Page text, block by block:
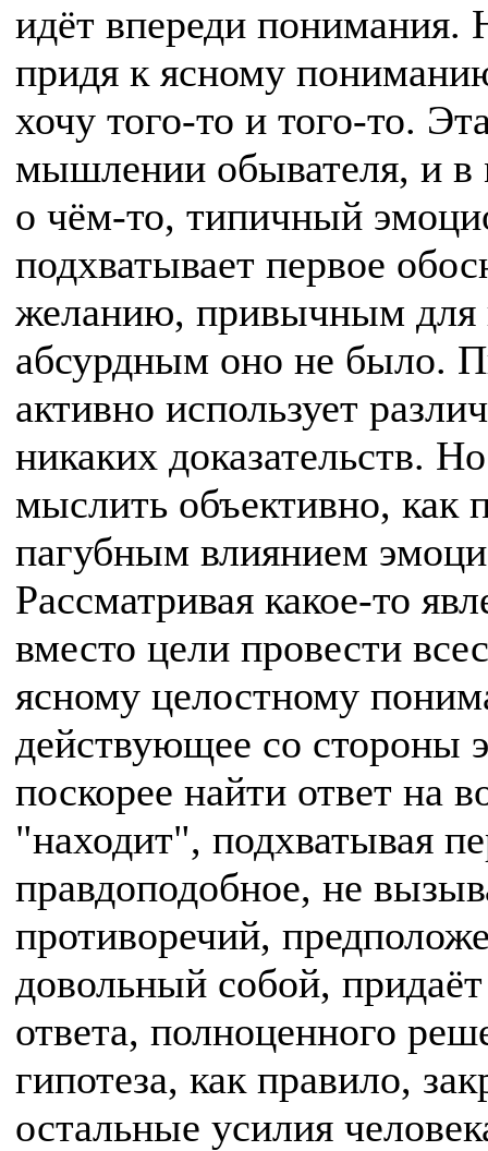
идёт впереди понимания.
придя к ясному
хочу того-то и того-то.
мышлении обывателя, и в
о чём-то, типичный
подхватывает первое
желанию, привычным для
абсурдным оно не было.
активно использует
никаких доказательств.
мыслить объективно, как
пагубным влиянием
Рассматривая какое-то
вместо цели провести
ясному целостному
действующее со стороны
поскорее найти ответ на
"находит", подхватывая
правдоподобное, не
противоречий,
довольный собой,
ответа, полноценного
гипотеза, как правило,
остальные усилия